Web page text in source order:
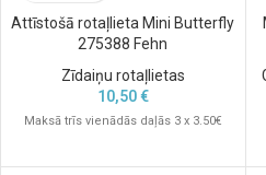
Attīstošā rotaļlieta Mini Butterfly
275388 Fehn
Zīdaiņu rotaļlietas
10,50€
Maksā trīs vienādās daļās 3 x 3.50€